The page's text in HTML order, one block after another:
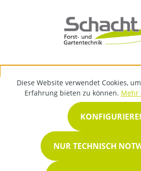
Diese Website verwendet Cookies,
Erfahrung bieten zu können. Mehr
NUR TECHNISCH